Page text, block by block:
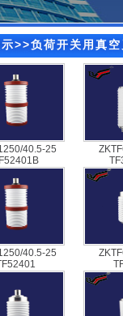
>>负荷开关用真
40.5-25
40.5-25